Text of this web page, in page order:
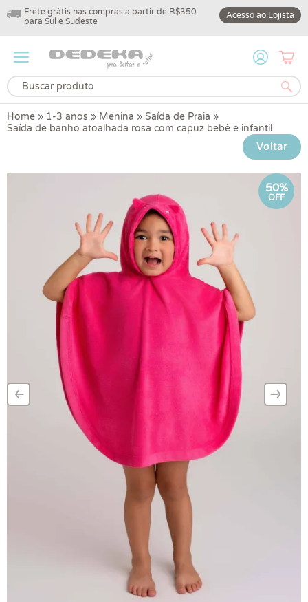
Frete grátis nas compras a partir de R$350
para Sul e Sudeste
10% off na
DEDEKA10
Acesso ao Lojista
Home » 1-3 anos » Menina » Saída de Praia »
Saída de banho atoalhada rosa com capuz bebê e infantil
Voltar
50%
OFF
–
‹ –
›